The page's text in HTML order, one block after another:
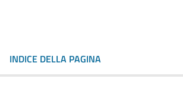
INDICE DELLA PAGINA